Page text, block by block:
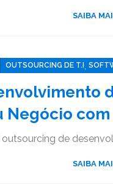
SAIBA
OUTSOURCING DE T.I ,
Negócio
outsourcing de
SAIBA